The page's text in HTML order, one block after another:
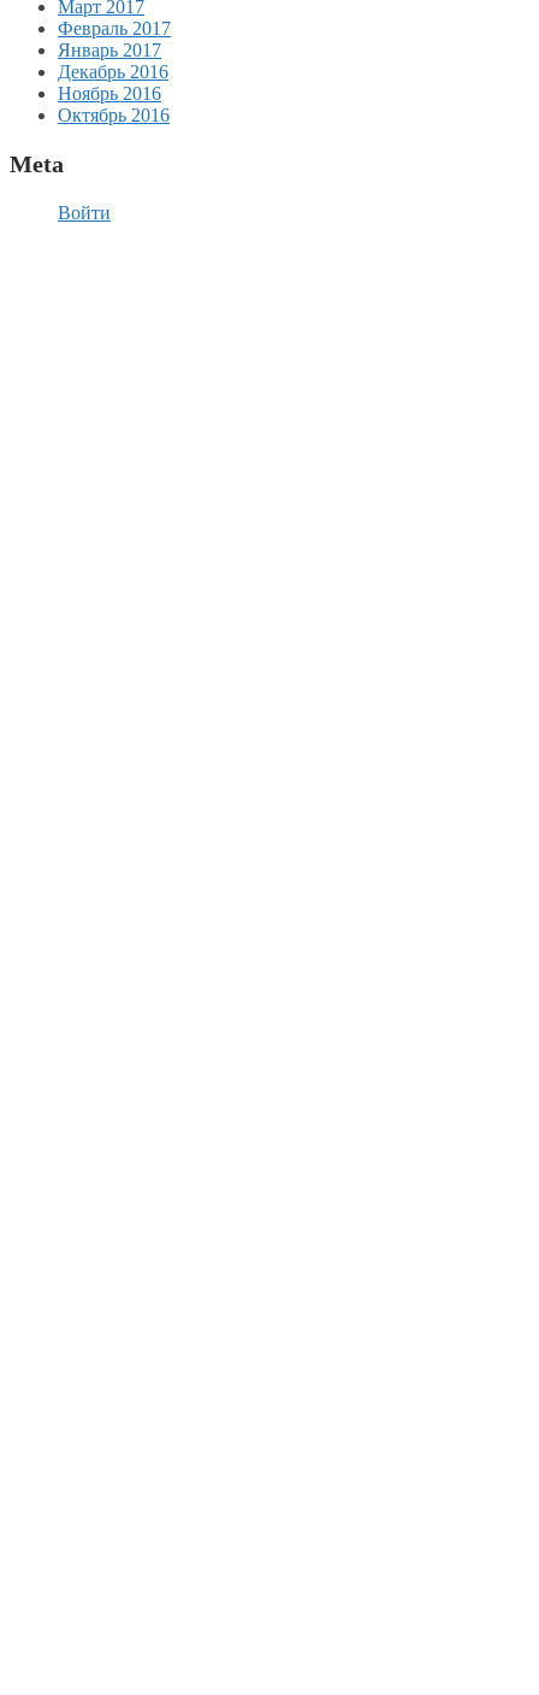
Март 2017
Февраль 2017
Январь 2017
Декабрь 2016
Ноябрь 2016
Октябрь 2016
Meta
Войти